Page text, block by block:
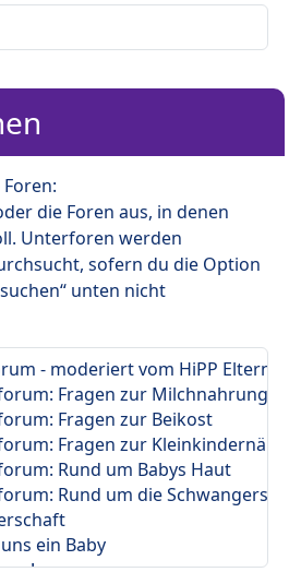
die Foren aus, in denen
Unterforen werden
sofern du die Option
unten nicht